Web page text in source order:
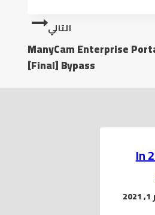
التالي
ManyCam Enterprise
[Final] Bypass
In